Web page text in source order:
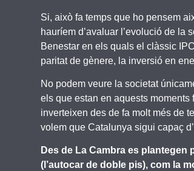
Si, això fa temps que ho pensem
hauríem d’avaluar l’evolució de
Benestar en els quals el clàssic
paritat de gènere, la inversió en
No podem veure la societat
els que estan en aquests
inverteixen des de fa molt més de
volem que Catalunya sigui capaç
Des de La Cambra es
(l’autocar de doble pis), com la